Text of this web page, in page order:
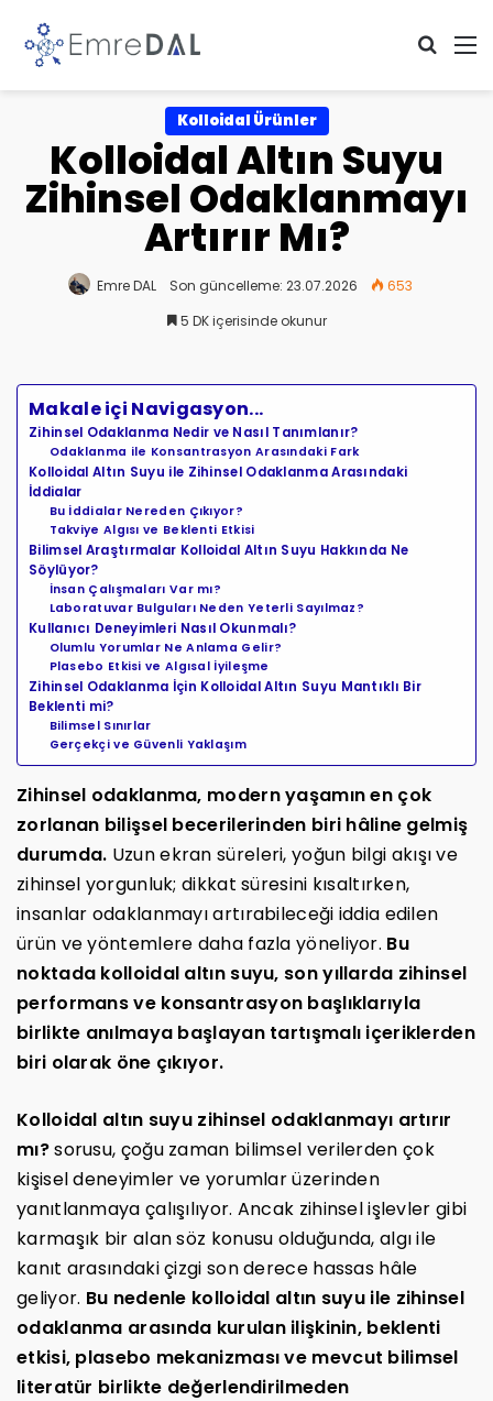
Kolloidal Ürünler
Kolloidal Altın Suyu
Zihinsel Odaklanmayı
Artırır Mı?
Emre DAL Son güncelleme: 23.07.2026
653
5 DK içerisinde okunur
Makale içi Navigasyon...
Zihinsel Odaklanma Nedir ve Nasıl Tanımlanır?
Odaklanma ile Konsantrasyon Arasındaki Fark
Kolloidal Altın Suyu ile Zihinsel Odaklanma Arasındaki
İddialar
Bu İddialar Nereden Çıkıyor?
Takviye Algısı ve Beklenti Etkisi
Bilimsel Araştırmalar Kolloidal Altın Suyu Hakkında Ne
Söylüyor?
İnsan Çalışmaları Var mı?
Laboratuvar Bulguları Neden Yeterli Sayılmaz?
Kullanıcı Deneyimleri Nasıl Okunmalı?
Olumlu Yorumlar Ne Anlama Gelir?
Plasebo Etkisi ve Algısal İyileşme
Zihinsel Odaklanma İçin Kolloidal Altın Suyu Mantıklı Bir
Beklenti mi?
Bilimsel Sınırlar
Gerçekçi ve Güvenli Yaklaşım
Zihinsel odaklanma, modern yaşamın en çok
zorlanan bilişsel becerilerinden biri hâline gelmiş
durumda. Uzun ekran süreleri, yoğun bilgi akışı ve
zihinsel yorgunluk; dikkat süresini kısaltırken,
insanlar odaklanmayı artırabileceği iddia edilen
ürün ve yöntemlere daha fazla yöneliyor. Bu
noktada kolloidal altın suyu, son yıllarda zihinsel
performans ve konsantrasyon başlıklarıyla
birlikte anılmaya başlayan tartışmalı içeriklerden
biri olarak öne çıkıyor.
Kolloidal altın suyu zihinsel odaklanmayı artırır
mı?sorusu, çoğu zaman bilimsel verilerden çok
kişisel deneyimler ve yorumlar üzerinden
yanıtlanmaya çalışılıyor. Ancak zihinsel işlevler gibi
karmaşık bir alan söz konusu olduğunda, algı ile
kanıt arasındaki çizgi son derece hassas hâle
geliyor. Bu nedenle kolloidal altın suyu ile zihinsel
odaklanma arasında kurulan ilişkinin, beklenti
etkisi, plasebo mekanizması ve mevcut bilimsel
literatür birlikte değerlendirilmeden